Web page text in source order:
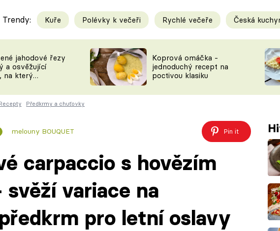
VAŘÍ ŠÉF!
NA TALÍŘI
Tipy a triky
KAM ZA JÍDLEM
VYCHYTÁVKY
ČASOPIS
Trendy: Kuře Polévky k večeři Rychlé večeře Česká
jahodové řezy
a osvěžující
na který
Koprová omáčka -
jednoduchý recept na
poctivou klasiku
Předkrmy a chuťovky
melouny BOUQUET Pin it
carpaccio s hovězím
svěží variace na
pro letní oslavy